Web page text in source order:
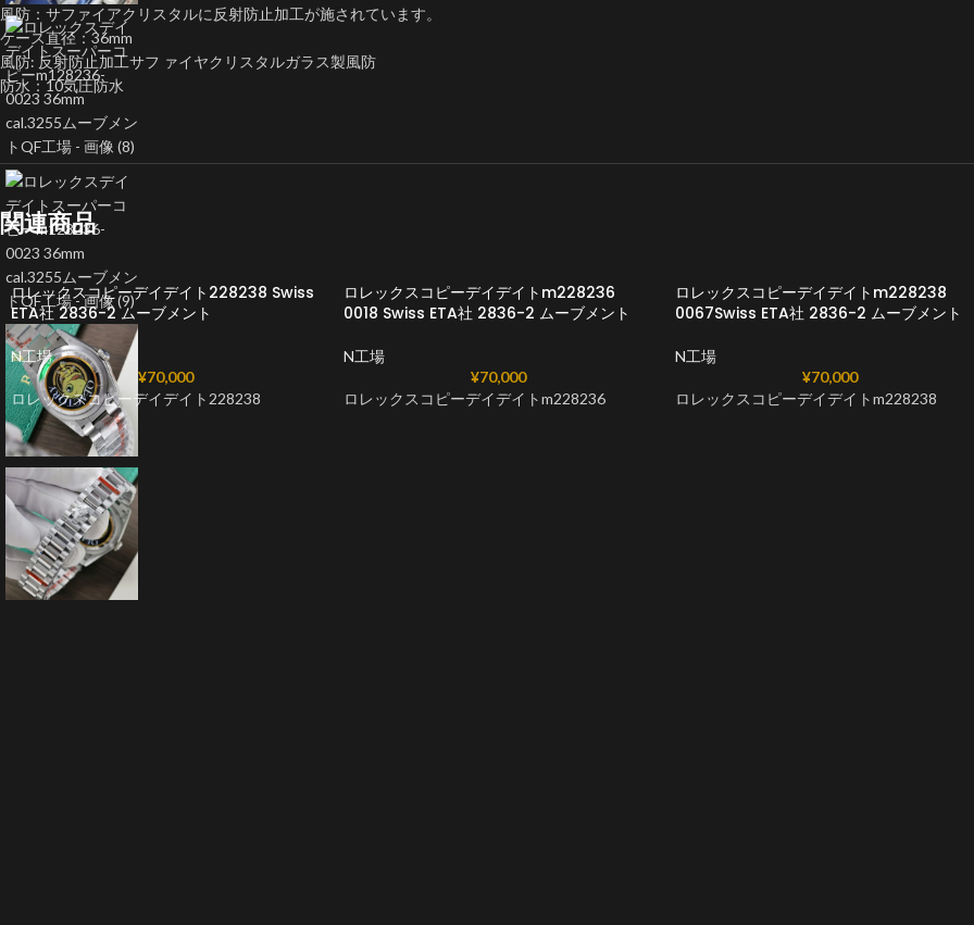
風防：サファイアクリスタルに反射防止加工が施されています。
ケース直径：36mm
風防: 反射防止加工サフ ァイヤクリスタルガラス製風防
防水：10気圧防水
関連商品
ロレックスコピーデイデイト228238 Swiss
ETA社 2836-2 ムーブメント
N工場
¥70,000
ロレックスコピーデイデイト228238
ロレックスコピーデイデイトm228236
0018 Swiss ETA社 2836-2 ムーブメント
N工場
¥70,000
ロレックスコピーデイデイトm228236
ロレックスコピーデイデイトm228238
0067Swiss ETA社 2836-2 ムーブメント
N工場
¥70,000
ロレックスコピーデイデイトm228238